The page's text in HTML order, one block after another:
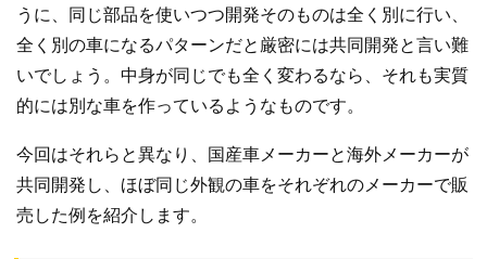
うに、同じ部品を使いつつ開発そのものは全く別に行い、
全く別の車になるパターンだと厳密には共同開発と言い難
いでしょう。中身が同じでも全く変わるなら、それも実質
的には別な車を作っているようなものです。
今回はそれらと異なり、国産車メーカーと海外メーカーが
共同開発し、ほぼ同じ外観の車をそれぞれのメーカーで販
売した例を紹介します。